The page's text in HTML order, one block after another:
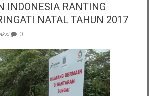
INDONESIA RANTING
NATAL TAHUN 2017
0